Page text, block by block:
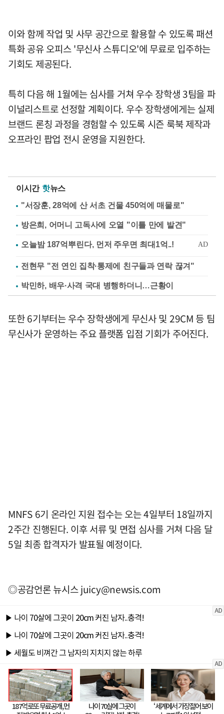
이와 함께 작업 및 사무 공간으로 활용할 수 있도록 패션
특화 공유 오피스 '무신사 스튜디오'에 무료로 입주하는
기회도 제공된다.
특히 다음 해 1월에는 심사를 거쳐 우수 장학생 3팀을 파
이널리스트로 선정할 계획이다. 우수 장학생에게는 실제
브랜드 론칭 과정을 경험할 수 있도록 시즌 룩북 제작과
오프라인 팝업 전시 운영을 지원한다.
이시간 핫뉴스
"서장훈, 28억에 산 서초 건물 450억에 매물로"
방은희, 어머니 고독사에 오열 "이틀 만에 발견"
전현무 "전 연인 집착·통제에 친구들과 연락 끊겨"
박민하, 배우·사격 국대 병행하더니…근황이
또한 6기부터는 우수 장학생에게 무신사 및 29CM 등 팀
무신사가 운영하는 주요 플랫폼 입점 기회가 주어진다.
MNFS 6기 온라인 지원 접수는 오는 4일부터 18일까지
2주간 진행된다. 이후 서류 및 면접 심사를 거쳐 다음 달
5일 최종 합격자가 발표될 예정이다.
◎공감언론 뉴시스juicy@newsis.com